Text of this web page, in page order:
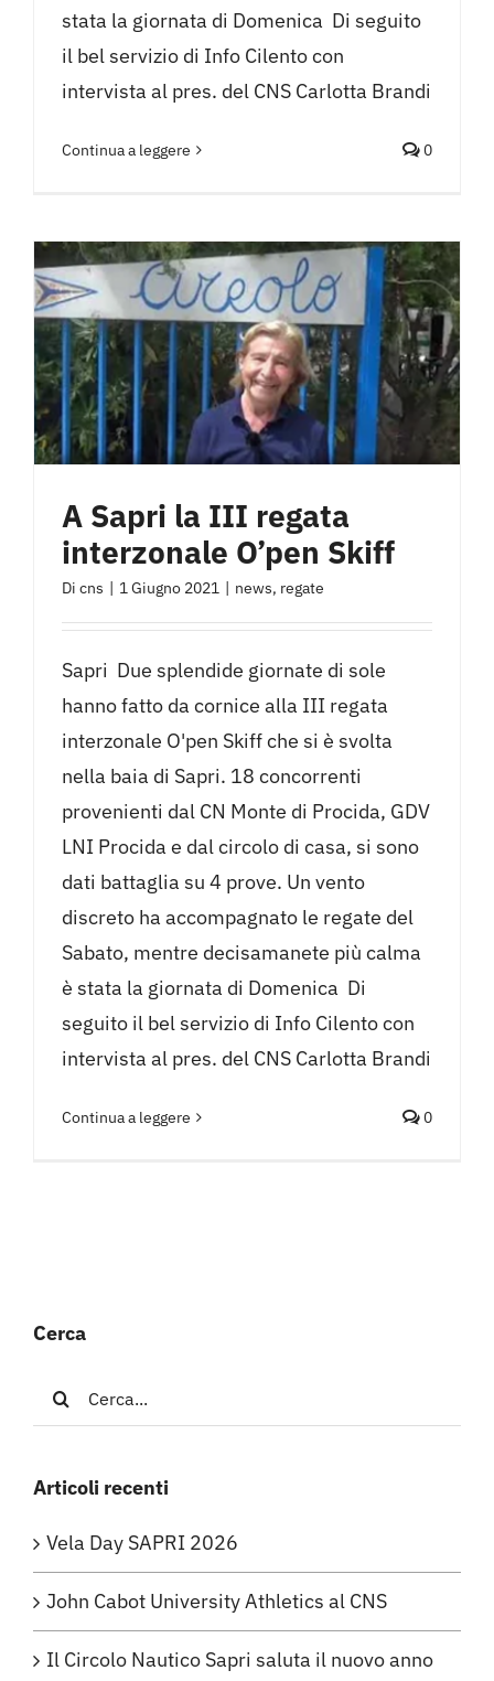
stata la giornata di Domenica ​ Di seguito
il bel servizio di Info Cilento con
intervista al pres. del CNS Carlotta Brandi
Continua a leggere 0
A Sapri la III regata
interzonale O’pen Skiff
Di cns 1 Giugno 2021 news, regate
Sapri Due splendide giornate di sole
hanno fatto da cornice alla III regata
interzonale O'pen Skiff che si è svolta
nella baia di Sapri. 18 concorrenti
provenienti dal CN Monte di Procida, GDV
LNI Procida e dal circolo di casa, si sono
dati battaglia su 4 prove. Un vento
discreto ha accompagnato le regate del
Sabato, mentre decisamanete più calma
è stata la giornata di Domenica ​ Di
seguito il bel servizio di Info Cilento con
intervista al pres. del CNS Carlotta Brandi
Continua a leggere 0
Cerca
Cerca
per:
Articoli recenti
Vela Day SAPRI 2026
John Cabot University Athletics al CNS
Il Circolo Nautico Sapri saluta il nuovo anno